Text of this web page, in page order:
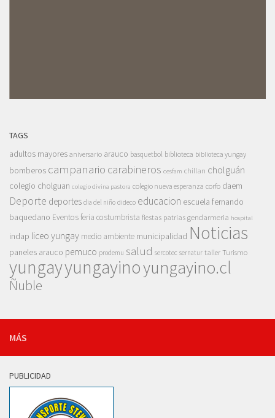
TAGS
adultos mayores aniversario arauco basquetbol biblioteca biblioteca yungay
bomberos campanario carabineros cesfam chillan cholguán
colegio cholguan colegio divina pastora colegio nueva esperanza corfo daem
Deporte deportes dia del niño dideco educacion escuela fernando
baquedano Eventosferia costumbrista fiestas patrias gendarmeria hospital
indap liceo yungay medio ambiente municipalidad Noticias
paneles arauco pemuco prodemu salud sercotec sernatur taller Turismo
yungayyungayinoyungayino.cl
Ñuble
MÁS
PUBLICIDAD